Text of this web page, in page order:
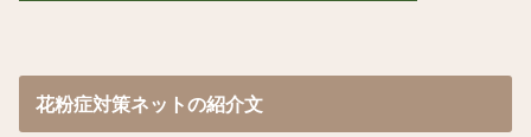
花粉症対策ネットの紹介文